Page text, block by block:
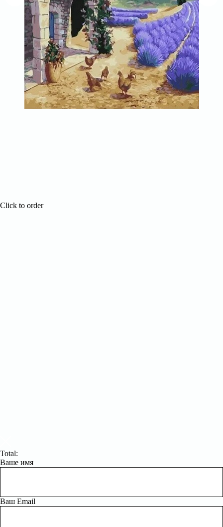
Click to order
Total:
Ваше имя
Ваш Email